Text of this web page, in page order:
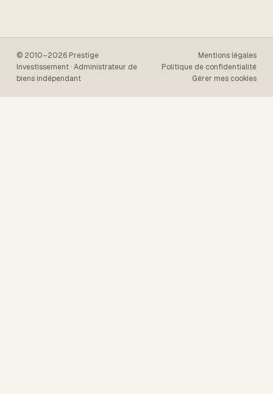
© 2010–2026 Prestige
Investissement · Administrateur de
biens indépendant
Mentions légales
Politique de confidentialité
Gérer mes cookies